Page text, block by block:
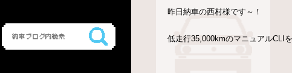
昨日納車の西村様です～！
低走行35,000kmのマニュアルCLI